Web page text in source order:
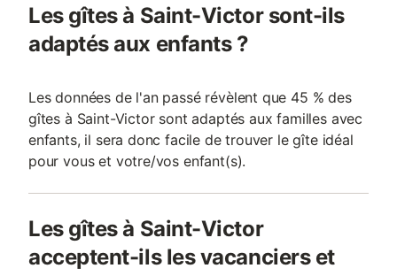
Les gîtes à Saint-Victor sont-ils
adaptés aux enfants ?
Les données de l'an passé révèlent que 45 % des
gîtes à Saint-Victor sont adaptés aux familles avec
enfants, il sera donc facile de trouver le gîte idéal
pour vous et votre/vos enfant(s).
Les gîtes à Saint-Victor
acceptent-ils les vacanciers et